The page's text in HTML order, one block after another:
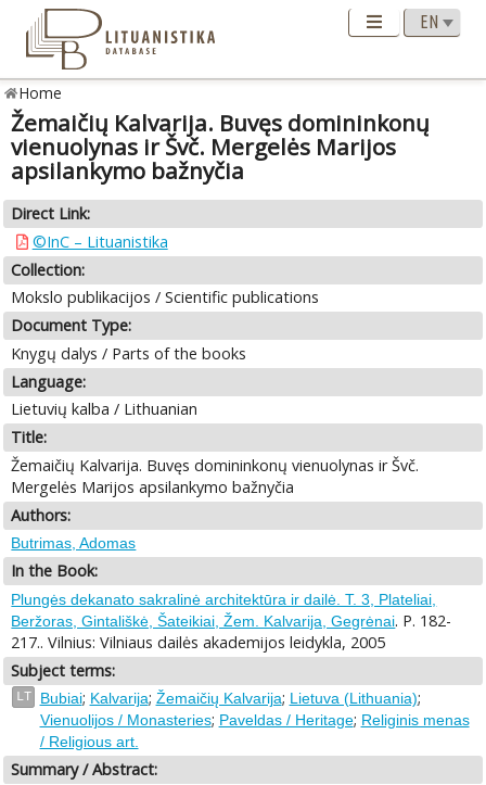
Home
Žemaičių Kalvarija. Buvęs domininkonų
vienuolynas ir Švč. Mergelės Marijos
apsilankymo bažnyčia
Direct Link:
©InC – Lituanistika
Collection:
Mokslo publikacijos / Scientific publications
Document Type:
Knygų dalys / Parts of the books
Language:
Lietuvių kalba / Lithuanian
Title:
Žemaičių Kalvarija. Buvęs domininkonų vienuolynas ir Švč.
Mergelės Marijos apsilankymo bažnyčia
Authors:
Butrimas, Adomas
In the Book:
Plungės dekanato sakralinė architektūra ir dailė. T. 3, Plateliai,
Beržoras, Gintališkė, Šateikiai, Žem. Kalvarija, Gegrėnai. P. 182-
217.. Vilnius: Vilniaus dailės akademijos leidykla, 2005
Subject terms:
LT Bubiai; Kalvarija; Žemaičių Kalvarija; Lietuva (Lithuania);
Vienuolijos / Monasteries; Paveldas / Heritage; Religinis menas
/ Religious art.
Summary / Abstract: